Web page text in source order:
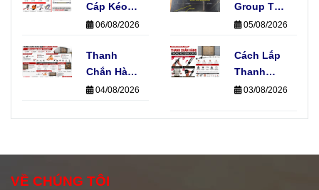
Trình Sản
Xuất Thực
Hàng Hóa
Cáp Kéo
Xe Phổ
Nay Và
Ứng Dụng
Thực Tế
06/08/2026
Group Thi
Công Hệ
Track Cho
Xe Tải Của
Đơn Vị Vận
05/08/2026
Thanh
Chắn Hàng
Và Dây
Hàng, Nên
Nào?
04/08/2026
Cách Lắp
Thanh
Chắn Hàng
Thuật
Phải Ai
03/08/2026
VỀ CHÚNG TÔI